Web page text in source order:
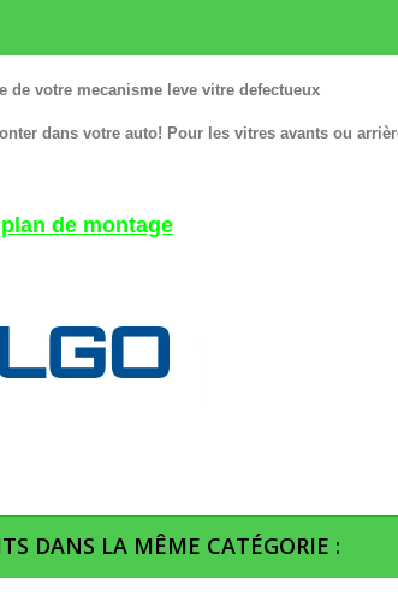
de votre mecanisme leve vitre defectueux
dans votre auto! Pour les vitres avants ou
de montage
DANS LA MÊME CATÉGORIE :